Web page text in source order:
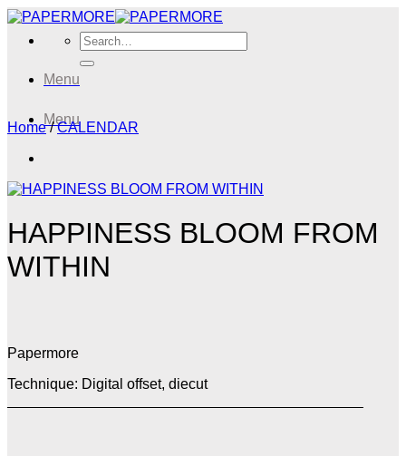
Skip
content
Search
for:
Menu
Menu
Home / CALENDAR
HAPPINESS BLOOM FROM
WITHIN
Papermore
Technique: Digital offset, diecut